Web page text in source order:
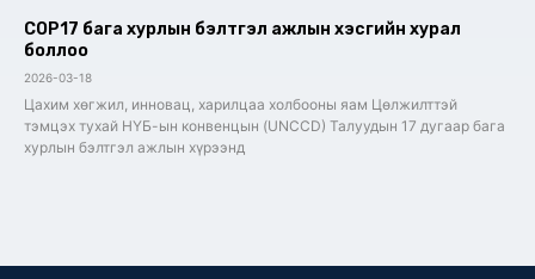
COP17 бага хурлын бэлтгэл ажлын хэсгийн хурал
боллоо
2026-03-18
Цахим хөгжил, инновац, харилцаа холбооны яам Цөлжилттэй
тэмцэх тухай НҮБ-ын конвенцын (UNCCD) Талуудын 17 дугаар бага
хурлын бэлтгэл ажлын хүрээнд